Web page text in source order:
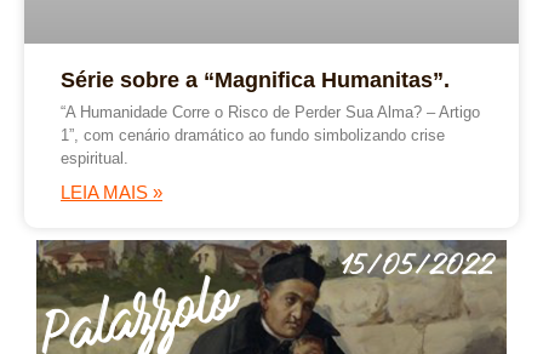
Série sobre a “Magnifica Humanitas”.
“A Humanidade Corre o Risco de Perder Sua Alma? – Artigo
1”, com cenário dramático ao fundo simbolizando crise
espiritual.
LEIA MAIS »